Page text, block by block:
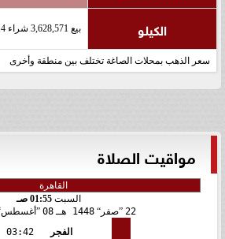
الكيلو بيع 3,628,571 شراء 3,685,714
سعر الذهب بمحلات الصاغة تختلف بين منطقة وأخرى
مواقيت الصلاة
السبت 01:55 صـ
22 صفر 1448 هـ 08 أغسطس
الفجر
03:42